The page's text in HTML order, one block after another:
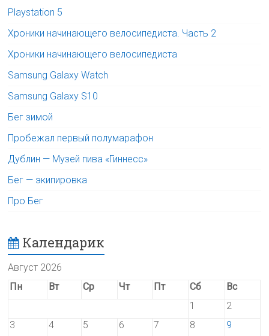
Playstation 5
Хроники начинающего велосипедиста. Часть 2
Хроники начинающего велосипедиста
Samsung Galaxy Watch
Samsung Galaxy S10
Бег зимой
Пробежал первый полумарафон
Дублин — Музей пива «Гиннесс»
Бег — экипировка
Про Бег
Календарик
Август 2026
Пн
Вт Ср Чт Пт Сб
Вс
1
2
3
4 5 6 7 8 9